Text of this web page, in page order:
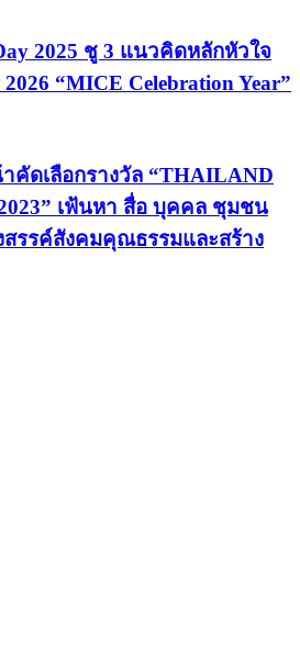
2025 ชู 3 แนวคิดหลักหัวใจ
“MICE Celebration Year”
คัดเลือกรางวัล “THAILAND
เฟ้นหา สื่อ บุคคล ชุมชน
รรค์สังคมคุณธรรมและสร้าง